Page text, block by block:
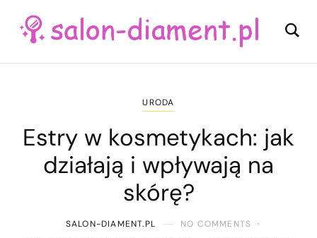
URODA
Estry w kosmetykach: jak
działają i wpływają na
skórę?
SALON-DIAMENT.PL
NO COMMENTS